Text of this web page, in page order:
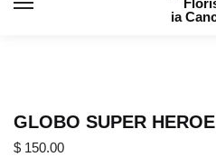
GLOBO SUPER HEROE
$ 150.00